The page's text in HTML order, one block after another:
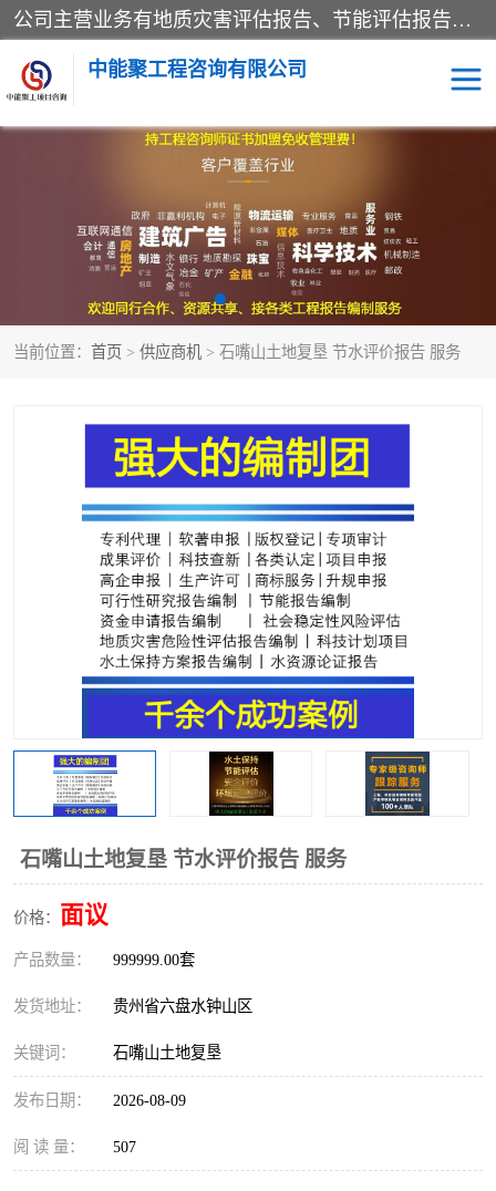
公司主营业务有地质灾害评估报告、节能评估报告、水土保持验收、水资源论证、土地复垦报告、项目可行性研究报告等。是经国家工商总局批准，在法律、法规、决定规定禁止的不得经营；法律、法规、决定规定应当许可（审批）的，经审批机关批准后凭许可（审批）文件经营;法律、法规，市场主体自主选择经营。
中能聚工程咨询有限公司
当前位置： 首页 > 供应商机 > 石嘴山土地复垦 节水评价报告 服务
石嘴山土地复垦 节水评价报告 服务
价格： 面议
产品数量： 999999.00套
发货地址： 贵州省六盘水钟山区
关键词： 石嘴山土地复垦
发布日期： 2026-08-09
阅 读 量： 507
水资源论证报告 土地复垦报告
地质灾害评估报告 工程项目验收报告
节能评估报告